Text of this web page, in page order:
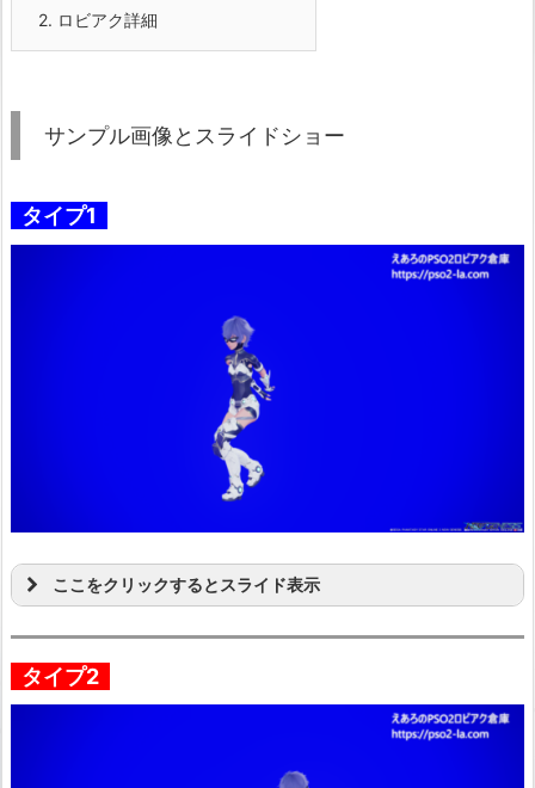
2. ロビアク詳細
サンプル画像とスライドショー
タイプ1
ここをクリックするとスライド表示
タイプ2